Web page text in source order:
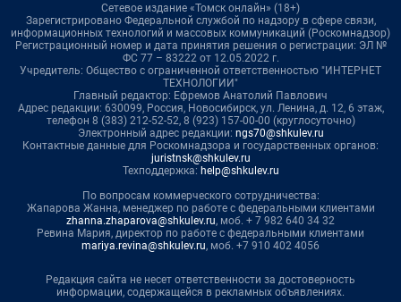
Сетевое издание «Томск онлайн» (18+)
Зарегистрировано Федеральной службой по надзору в сфере связи,
информационных технологий и массовых коммуникаций (Роскомнадзор)
Регистрационный номер и дата принятия решения о регистрации: ЭЛ №
ФС 77 – 83222 от 12.05.2022 г.
Учредитель: Общество с ограниченной ответственностью "ИНТЕРНЕТ
ТЕХНОЛОГИИ"
Главный редактор: Ефремов Анатолий Павлович
Адрес редакции: 630099, Россия, Новосибирск, ул. Ленина, д. 12, 6 этаж,
телефон 8 (383) 212-52-52, 8 (923) 157-00-00 (круглосуточно)
Электронный адрес редакции: ngs70@shkulev.ru
Контактные данные для Роскомнадзора и государственных органов:
juristnsk@shkulev.ru
Техподдержка: help@shkulev.ru
По вопросам коммерческого сотрудничества:
Жапарова Жанна, менеджер по работе с федеральными клиентами
zhanna.zhaparova@shkulev.ru, моб. + 7 982 640 34 32
Ревина Мария, директор по работе с федеральными клиентами
mariya.revina@shkulev.ru, моб. +7 910 402 4056
Редакция сайта не несет ответственности за достоверность
информации, содержащейся в рекламных объявлениях.